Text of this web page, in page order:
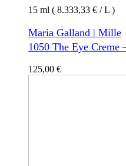
15 ml ( 8.333,33 € / L )
Maria Galland | Mille
1050 The Eye Creme
125,00 €